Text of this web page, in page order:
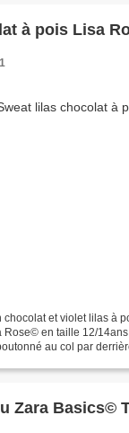
à pois Lisa
et violet lilas à
en taille 12/
au col par
Zara Basics©